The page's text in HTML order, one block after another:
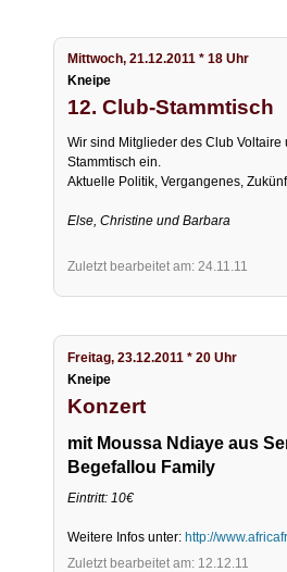
Mittwoch, 21.12.2011 * 18 Uhr
Kneipe
12. Club-Stammtisch
Wir sind Mitglieder des Club
Stammtisch ein.
Aktuelle Politik, Vergangenes,
Else, Christine und Barbara
Zuletzt bearbeitet am: 24.11.11
Freitag, 23.12.2011 * 20 Uhr
Kneipe
Konzert
mit Moussa Ndiaye aus
Begefallou Family
Eintritt: 10€
Weitere Infos unter:http://
Zuletzt bearbeitet am: 12.12.11